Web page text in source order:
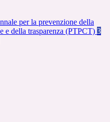
per la prevenzione della
e della trasparenza (PTPCT) 3